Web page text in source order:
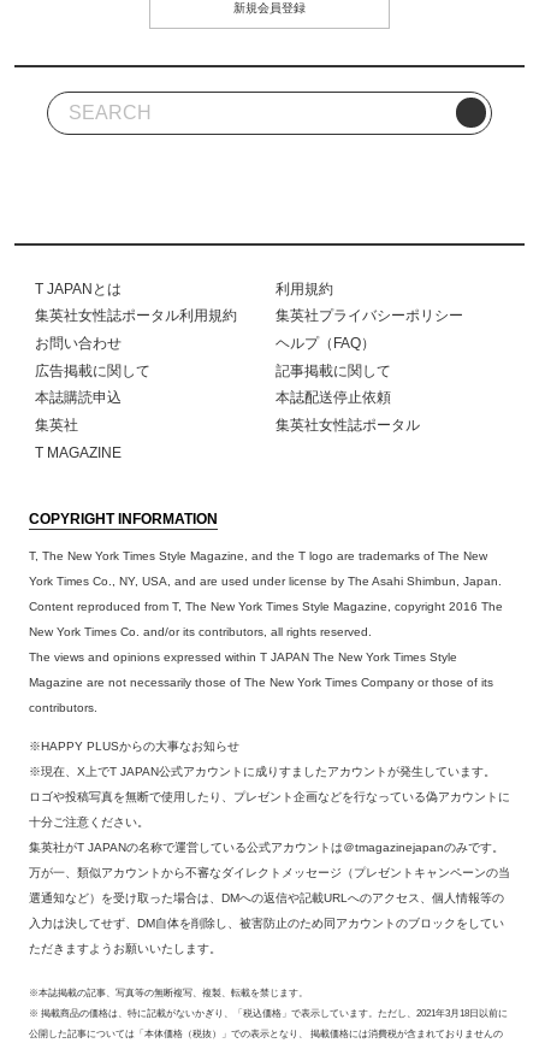
新規会員登録
T JAPANとは
利用規約
集英社女性誌ポータル利用規約
集英社プライバシーポリシー
お問い合わせ
ヘルプ（FAQ）
広告掲載に関して
記事掲載に関して
本誌購読申込
本誌配送停止依頼
集英社
集英社女性誌ポータル
T MAGAZINE
COPYRIGHT INFORMATION
T, The New York Times Style Magazine, and the T logo are trademarks of The New
York Times Co., NY, USA, and are used under license by The Asahi Shimbun, Japan.
Content reproduced from T, The New York Times Style Magazine, copyright 2016 The
New York Times Co. and/or its contributors, all rights reserved.
The views and opinions expressed within T JAPAN The New York Times Style
Magazine are not necessarily those of The New York Times Company or those of its
contributors.
※HAPPY PLUSからの大事なお知らせ
※現在、X上でT JAPAN公式アカウントに成りすましたアカウントが発生しています。
ロゴや投稿写真を無断で使用したり、プレゼント企画などを行なっている偽アカウントに
十分ご注意ください。
集英社がT JAPANの名称で運営している公式アカウントは＠tmagazinejapanのみです。
万が一、類似アカウントから不審なダイレクトメッセージ（プレゼントキャンペーンの当
選通知など）を受け取った場合は、DMへの返信や記載URLへのアクセス、個人情報等の
入力は決してせず、DM自体を削除し、被害防止のため同アカウントのブロックをしてい
ただきますようお願いいたします。
※本誌掲載の記事、写真等の無断複写、複製、転載を禁じます。
※ 掲載商品の価格は、特に記載がないかぎり、「税込価格」で表示しています。ただし、2021年3月18日以前に
公開した記事については「本体価格（税抜）」での表示となり、 掲載価格には消費税が含まれておりませんの